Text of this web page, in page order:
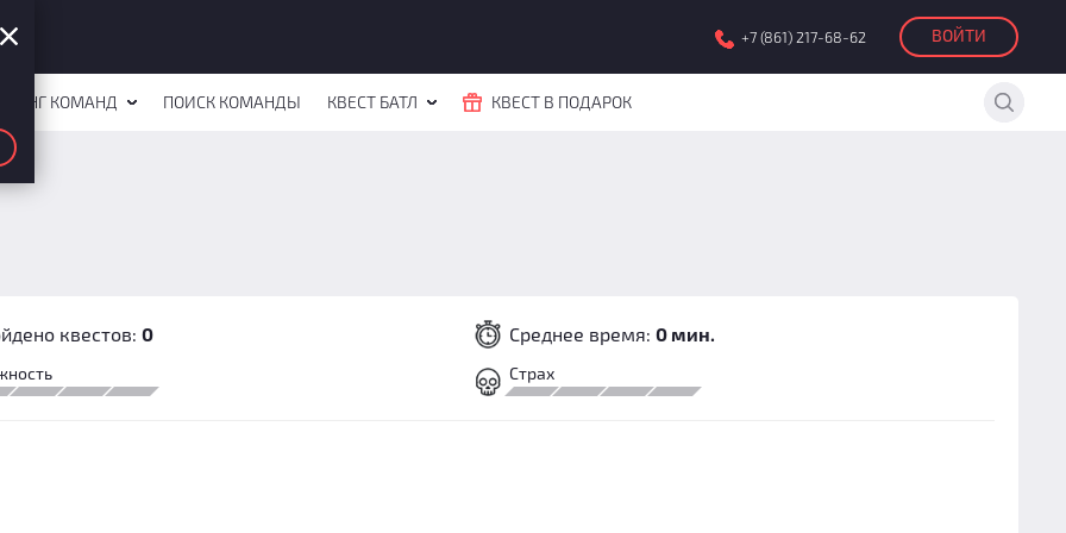
+7 (861) 217-68-62 ВОЙТИ
КОМАНД ПОИСК КОМАНДЫ КВЕСТ БАТЛ КВЕСТ В ПОДАРОК
квестов:0 Среднее время:0 мин.
Страх